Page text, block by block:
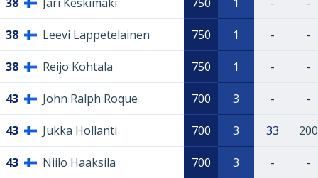
38 Jari Keskimäki 750 1 - -
38 Leevi Lappetelainen 750 1 - -
38 Reijo Kohtala 750 1 - -
43 John Ralph Roque 700 3 - -
43 Jukka Hollanti 700 3 33 200
43 Niilo Haaksila 700 3 - -